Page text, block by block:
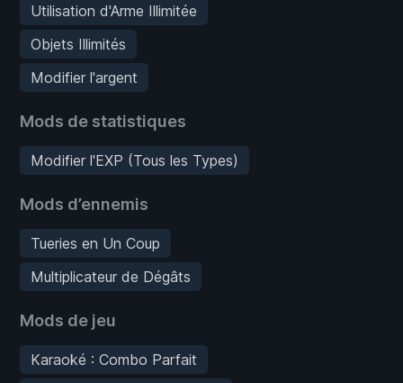
Utilisation d'Arme Illimitée
Objets Illimités
Modifier l'argent
Mods de statistiques
Modifier l'EXP (Tous les Types)
Mods d’ennemis
Tueries en Un Coup
Multiplicateur de Dégâts
Mods de jeu
Karaoké : Combo Parfait